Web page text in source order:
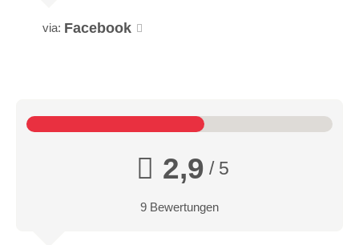
via: Facebook
2,9 / 5
9 Bewertungen